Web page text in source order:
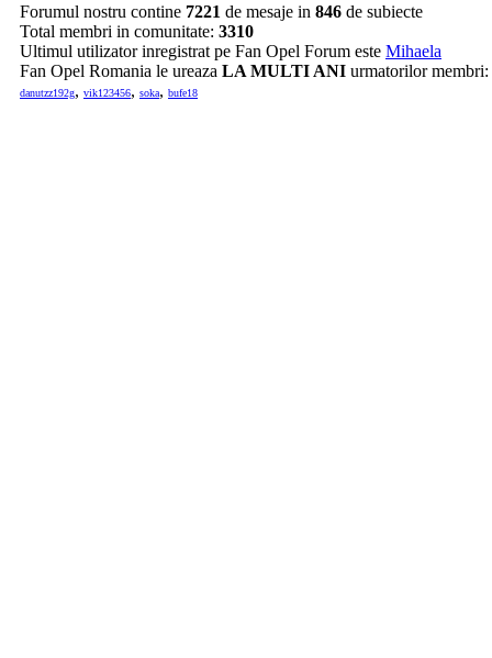
Forumul nostru contine 7221 de mesaje in 846 de subiecte
Total membri in comunitate: 3310
Ultimul utilizator inregistrat pe Fan Opel Forum este Mihaela
Fan Opel Romania le ureaza LA MULTI ANI urmatorilor membri:
danutzz192g, vik123456, soka, bufe18